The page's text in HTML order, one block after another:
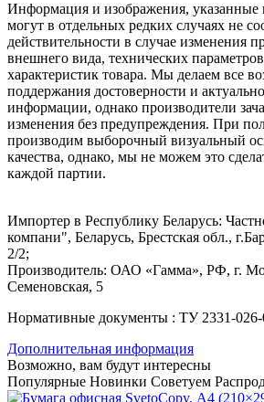
Информация и изображения, указанные
могут в отдельных редких случаях не
действительности в случае изменения
внешнего вида, технических
характеристик товара. Мы делаем все
поддержания достоверности и
информации, однако производители
изменения без предупреждения. При
производим выборочный визуальный
качества, однако, мы не можем это
каждой партии.
Импортер в Республику Беларусь:
компани", Беларусь, Брестская обл.,
2/2;
Производитель: ОАО «Гамма», РФ, г.
Семеновская, 5
Нормативные документы : ТУ 2331-026-
Дополнительная информация
Возможно, вам будут интересны
Популярные Новинки Советуем